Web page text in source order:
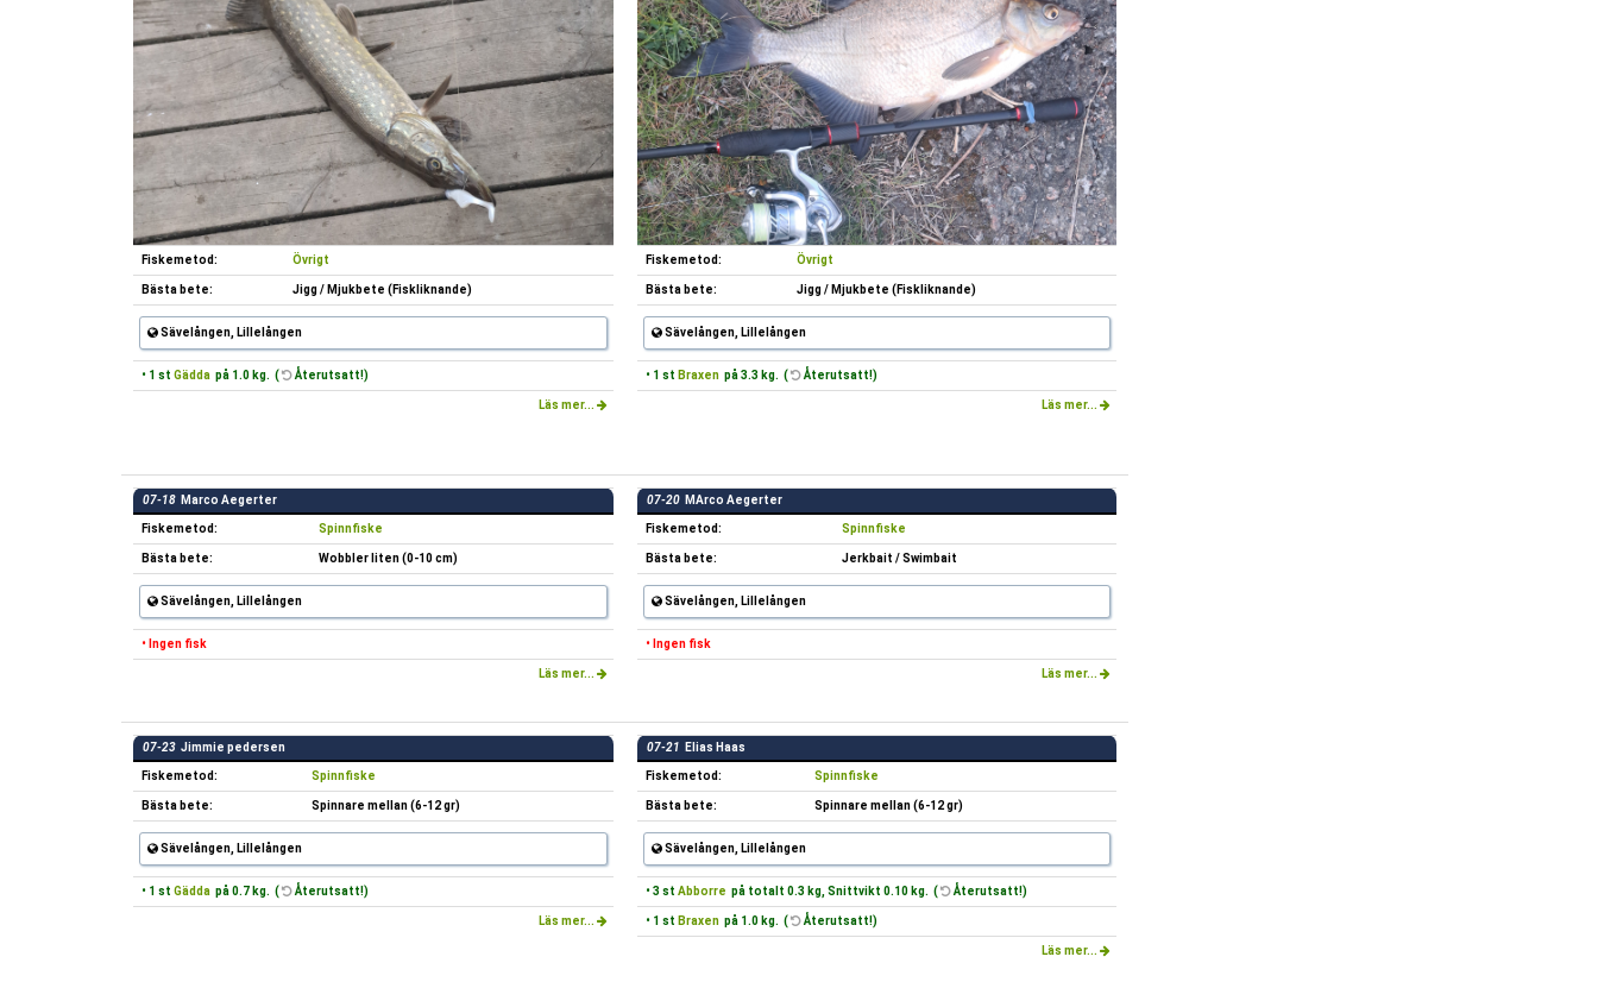
Fiskemetod: Övrigt
Bästa bete: Jigg / Mjukbete (Fiskliknande)
Sävelången, Lillelången
• 1 st Gädda på 1.0 kg. ( Återutsatt!)
Läs mer...
Fiskemetod: Övrigt
Bästa bete: Jigg / Mjukbete (Fiskliknande)
Sävelången, Lillelången
• 1 st Braxen på 3.3 kg. ( Återutsatt!)
Läs mer...
07-18 Marco Aegerter
Fiskemetod: Spinnfiske
Bästa bete: Wobbler liten (0-10 cm)
Sävelången, Lillelången
• Ingen fisk
Läs mer...
07-20 MArco Aegerter
Fiskemetod: Spinnfiske
Bästa bete: Jerkbait / Swimbait
Sävelången, Lillelången
• Ingen fisk
Läs mer...
07-23 Jimmie pedersen
Fiskemetod: Spinnfiske
Bästa bete: Spinnare mellan (6-12 gr)
Sävelången, Lillelången
• 1 st Gädda på 0.7 kg. ( Återutsatt!)
Läs mer...
07-21 Elias Haas
Fiskemetod: Spinnfiske
Bästa bete: Spinnare mellan (6-12 gr)
Sävelången, Lillelången
• 3 st Abborre på totalt 0.3 kg, Snittvikt 0.10 kg. ( Återutsatt!)
• 1 st Braxen på 1.0 kg. ( Återutsatt!)
Läs mer...